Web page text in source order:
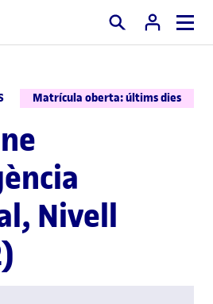
Cercar
Matrícula oberta: últims dies
Nivell